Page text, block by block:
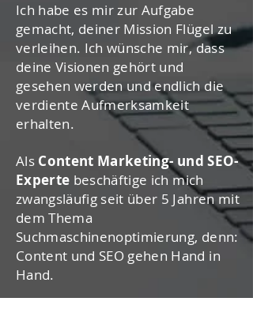
Ich habe es mir zur Aufgabe
gemacht, deiner Mission Flügel zu
verleihen. Ich wünsche mir, dass
deine Visionen gehört und
gesehen werden und endlich die
verdiente Aufmerksamkeit
erhalten.
Als Content Marketing- und SEO-
Experte beschäftige ich mich
zwangsläufig seit über 5 Jahren mit
dem Thema
Suchmaschinenoptimierung, denn:
Content und SEO gehen Hand in
Hand.